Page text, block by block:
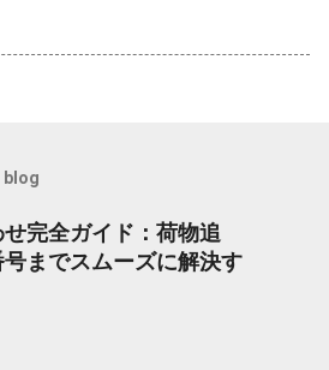
blog
完全ガイド：荷物追
までスムーズに解決す